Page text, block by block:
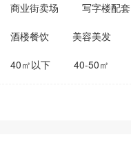
商业街卖场 写字楼配套
酒楼餐饮 美容美发
家居建材
40㎡以下 40-50㎡